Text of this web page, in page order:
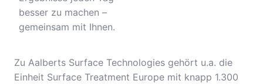
besser zu machen –
gemeinsam mit Ihnen.
Zu Aalberts Surface Technologies gehört u.a. die
Einheit Surface Treatment Europe mit knapp 1.300